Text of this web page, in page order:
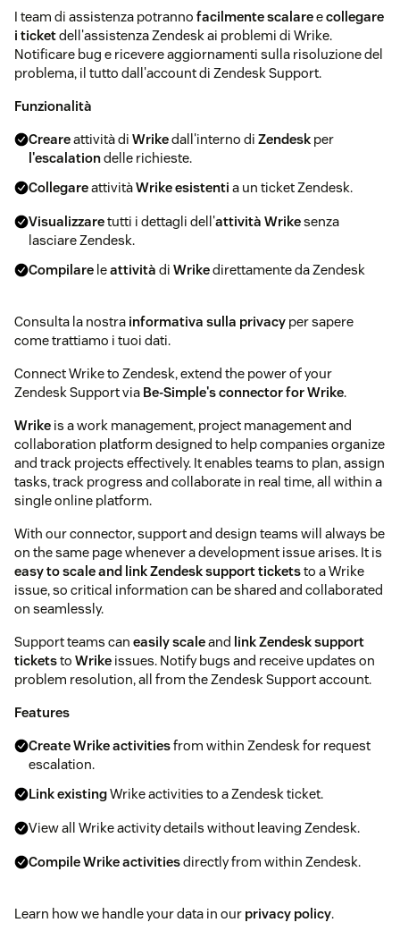
I team di assistenza potranno facilmente scalareecollegare
i ticketdell'assistenza Zendesk ai problemi di Wrike.
Notificare bug e ricevere aggiornamenti sulla risoluzione del
problema, il tutto dall'account di Zendesk Support.
Funzionalità
Creareattività di Wrikedall'interno di Zendesk per
l'escalationdelle richieste.
CollegareattivitàWrike esistenti a un ticket Zendesk.
Visualizzaretutti i dettagli dell'attività Wrikesenza
lasciare Zendesk.
Compilare leattività di Wrikedirettamente da Zendesk
Consulta la nostra informativa sulla privacy per sapere
come trattiamo i tuoi dati.
Connect Wrike to Zendesk, extend the power of your
Zendesk Support via Be-Simple's connector for Wrike.
Wrike is a work management, project management and
collaboration platform designed to help companies organize
and track projects effectively. It enables teams to plan, assign
tasks, track progress and collaborate in real time, all within a
single online platform.
With our connector, support and design teams will always be
on the same page whenever a development issue arises. It is
easy to scale and link Zendesk support ticketsto a Wrike
issue, so critical information can be shared and collaborated
on seamlessly.
Support teams can easily scaleand link Zendesk support
ticketsto Wrike issues. Notify bugs and receive updates on
problem resolution, all from the Zendesk Support account.
Features
Create Wrike activitiesfrom within Zendesk for request
escalation.
Link existingWrike activities to a Zendesk ticket.
View all Wrike activity details without leaving Zendesk.
Compile Wrike activitiesdirectly from within Zendesk.
Learn how we handle your data in our privacy policy.